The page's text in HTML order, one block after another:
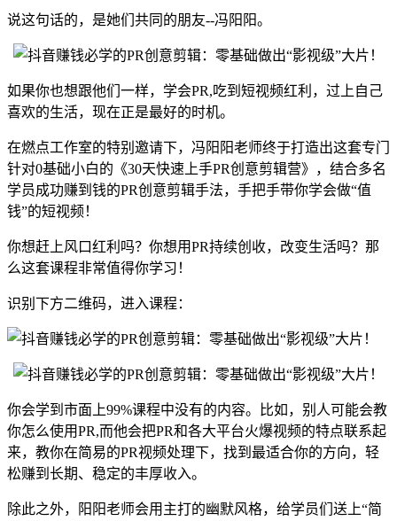
说这句话的，是她们共同的朋友--冯阳阳。
如果你也想跟他们一样，学会PR,吃到短视频红利，过上自己
喜欢的生活，现在正是最好的时机。
在燃点工作室的特别邀请下，冯阳阳老师终于打造出这套专门
针对0基础小白的《30天快速上手PR创意剪辑营》，结合多名
学员成功赚到钱的PR创意剪辑手法，手把手带你学会做“值
钱”的短视频！
你想赶上风口红利吗？你想用PR持续创收，改变生活吗？那
么这套课程非常值得你学习！
识别下方二维码，进入课程：
你会学到市面上99%课程中没有的内容。比如，别人可能会教
你怎么使用PR,而他会把PR和各大平台火爆视频的特点联系起
来，教你在简易的PR视频处理下，找到最适合你的方向，轻
松赚到长期、稳定的丰厚收入。
除此之外，阳阳老师会用主打的幽默风格，给学员们送上“简